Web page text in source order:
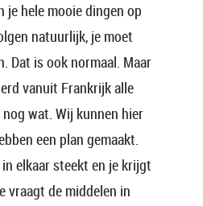
je hele mooie dingen op
natuurlijk, je moet
Dat is ook normaal. Maar
vanuit Frankrijk alle
wat. Wij kunnen hier
een plan gemaakt.
elkaar steekt en je krijgt
vraagt de middelen in